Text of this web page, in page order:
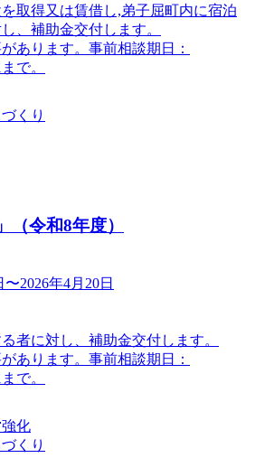
取得又は賃借し,弟子屈町内に宿泊
、補助金交付します。
あります。事前相談期日：
で。
くり
（令和8年度）
〜2026年4月20日
者に対し、補助金交付します。
あります。事前相談期日：
で。
化
くり